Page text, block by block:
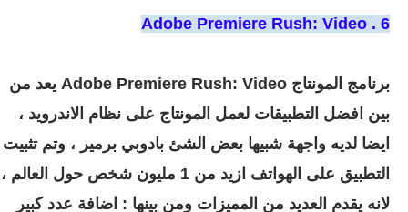
6 . Adobe Premiere Rush: Video‏
برنامج المونتاج Adobe Premiere Rush: Video‏ يعد من
بين افضل التطبيقات لعمل المونتاج على نظام الاندرويد ،
ايضا لديه واجهة شبيها بعض الشئ بادوبي برمير ، وتم تثبيت
التطبيق على الهواتف ازيد من 1 مليون شخص حول العالم ،
لانه يقدم العديد من المميزات ومن بينها : اضافة عدد كبير